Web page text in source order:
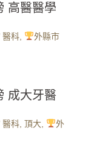
高醫醫學
醫科
外縣市
成大牙醫
醫科 頂大
外